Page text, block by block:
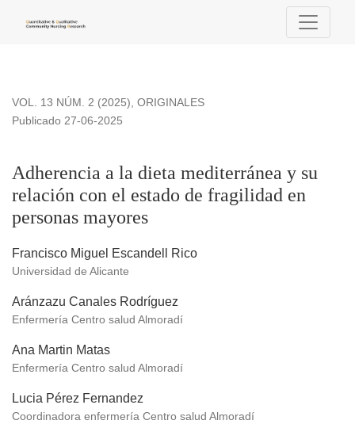
Adherencia a la dieta mediterránea y su relación con el
VOL. 13 NÚM. 2 (2025), ORIGINALES
Adherencia a la dieta mediterránea y su
relación con el estado de fragilidad en
personas mayores
Publicado 27-06-2025
Francisco Miguel Escandell Rico
Universidad de Alicante
Aránzazu Canales Rodríguez
Enfermería Centro salud Almoradí
Ana Martin Matas
Enfermería Centro salud Almoradí
Lucia Pérez Fernandez
Coordinadora enfermería Centro salud Almoradí